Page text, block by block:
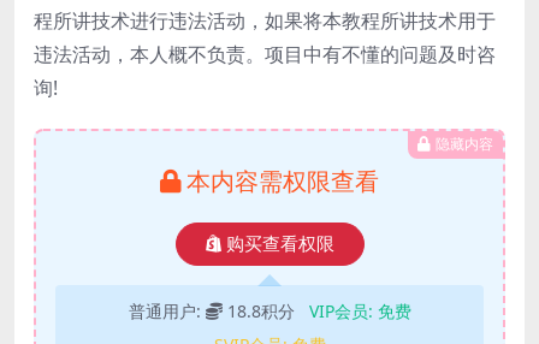
程所讲技术进行违法活动，如果将本教程所讲技术用于
违法活动，本人概不负责。项目中有不懂的问题及时咨
询!
隐藏内容
本内容需权限查看
购买查看权限
普通用户: 18.8积分 VIP会员: 免费